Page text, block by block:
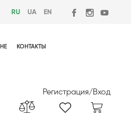
RU UA EN
КОНТАКТЫ
Регистрация/Вход